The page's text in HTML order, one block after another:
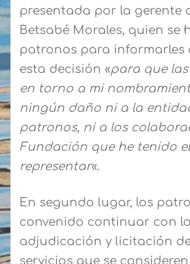
presentada por la gerente
Betsabé Morales, quien se
patronos para informarles
esta decisión «para que
en torno a mi
ningún daño ni a la
patronos, ni a los
Fundación que he tenido
representar«.
En segundo lugar, los
convenido continuar con
adjudicación y licitación
servicios que se